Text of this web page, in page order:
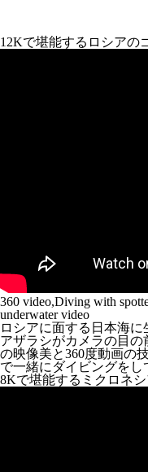
12Kで堪能するロシアの
360 video,Diving with
underwater video
ロシアに面する日本海
アザラシがカメラの目
の映像美と360度動画の
で一緒にダイビングをし
8Kで堪能するミクロネ